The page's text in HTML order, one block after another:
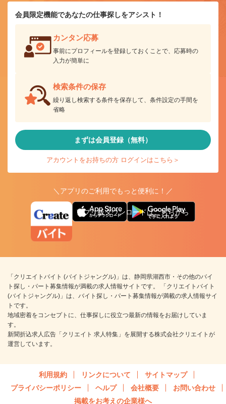
会員限定機能であなたの仕事探しをアシスト！
カンタン応募
事前にプロフィールを登録しておくことで、応募時の
入力が簡単に
検索条件の保存
繰り返し検索する条件を保存して、条件設定の手間を
省略
まずは会員登録（無料）
アカウントをお持ちの方 ログインはこちら＞
＼アプリのご利用でもっと便利に！／
アプリ版ダウンロードはこちらから
「クリエイトバイト (バイトジャングル)」は、静岡県湖西市・その他のバイ
ト探し・パート募集情報が満載の求人情報サイトです。 「クリエイトバイト
(バイトジャングル)」は、バイト探し・パート募集情報が満載の求人情報サイ
トです。
地域密着をコンセプトに、仕事探しに役立つ最新の情報をお届けしていま
す。
新聞折込求人広告「クリエイト 求人特集」を展開する株式会社クリエイトが
運営しています。
利用規約 リンクについて
サイトマップ
プライバシーポリシー
ヘルプ 会社概要
お問い合わせ
掲載をお考えの企業様へ